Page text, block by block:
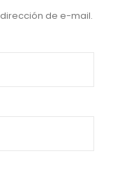
de e-mail.